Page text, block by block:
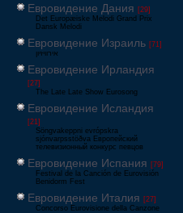
Евровидение Дания [29]
Det Europæiske Melodi Grand Prix
Dansk Melodi
Евровидение Израиль [71]
‏אירוויזיון
Евровидение Ирландия
[27]
The Late Late Show Eurosong
Евровидение Исландия
[21]
Söngvakeppni evrópskra
sjónvarpsstöðva Европейский
телевизионный конкурс певцов
Евровидение Испания [79]
Festival de la Canción de Eurovisión
Benidorm Fest
Евровидение Италия [27]
Concorso Eurovisione della Canzone